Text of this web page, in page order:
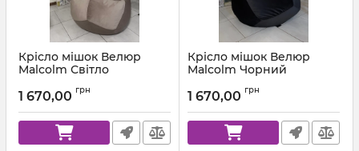
Крісло мішок Велюр
Malcolm Світло
Артикул: km-malcolm-22-l
1 670,00 грн
Крісло мішок Велюр
Malcolm Чорний
1 670,00 грн